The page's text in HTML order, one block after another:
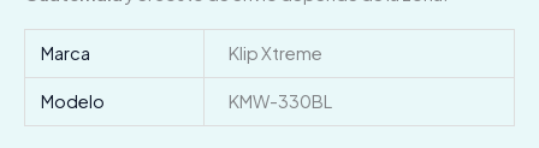
Marca Klip Xtreme
Modelo KMW-330BL